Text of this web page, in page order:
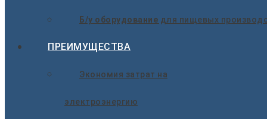
Б/у оборудование для пищевых
ПРЕИМУЩЕСТВА
Экономия затрат на
электроэнергию